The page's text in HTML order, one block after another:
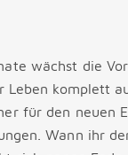
wächst die
Leben komplett
für den neuen
Wann ihr